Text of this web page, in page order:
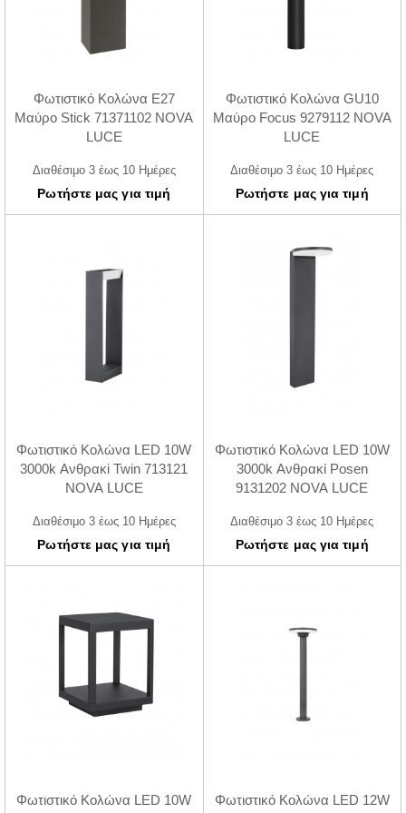
Φωτιστικό Κολώνα E27
Μαύρο Stick 71371102 NOVA
LUCE
Διαθέσιμο 3 έως 10 Ημέρες
Ρωτήστε μας για τιμή
Φωτιστικό Κολώνα GU10
Μαύρο Focus 9279112 NOVA
LUCE
Διαθέσιμο 3 έως 10 Ημέρες
Ρωτήστε μας για τιμή
Φωτιστικό Κολώνα LED 10W
3000k Ανθρακi Twin 713121
NOVA LUCE
Διαθέσιμο 3 έως 10 Ημέρες
Ρωτήστε μας για τιμή
Φωτιστικό Κολώνα LED 10W
3000k Ανθρακί Posen
9131202 NOVA LUCE
Διαθέσιμο 3 έως 10 Ημέρες
Ρωτήστε μας για τιμή
Φωτιστικό Κολώνα LED 10W
Φωτιστικό Κολώνα LED 12W